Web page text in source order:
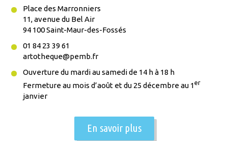
Place des Marronniers
11, avenue du Bel Air
94 100 Saint-Maur-des-Fossés
01 84 23 39 61
artotheque@pemb.fr
Ouverture du mardi au samedi de 14 h à 18 h
Fermeture au mois d’août et du 25 décembre au 1er
janvier
En savoir plus